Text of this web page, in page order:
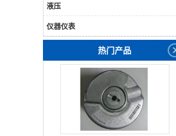
液压
仪器仪表
热门产品